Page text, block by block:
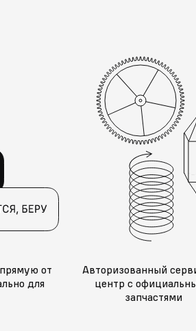
от
для
Авторизованный
центр с
запчастями